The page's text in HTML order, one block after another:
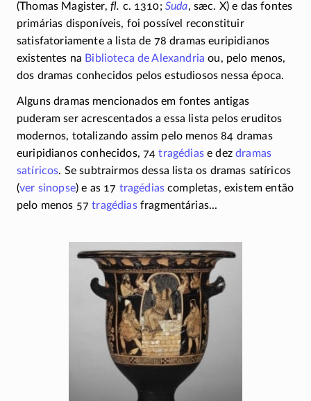
(Thomas Magister, fl. c. 1310; Suda, sæc. X) e das fontes
primárias disponíveis, foi possível reconstituir
satisfatoriamente a lista de 78 dramas euripidianos
existentes na Biblioteca de Alexandria ou, pelo menos,
dos dramas conhecidos pelos estudiosos nessa época.
Alguns dramas mencionados em fontes antigas
puderam ser acrescentados a essa lista pelos eruditos
modernos, totalizando assim pelo menos 84 dramas
euripidianos conhecidos, 74tragédiase dezdramas
satíricos. Se subtrairmos dessa lista os dramas satíricos
(ver sinopse) e as 17 tragédias completas, existem então
pelo menos 57tragédiasfragmentárias...